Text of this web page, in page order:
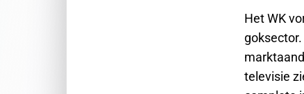
Het WK
televisie